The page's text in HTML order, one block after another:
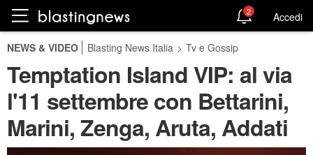
2 Accedi
NEWS & VIDEO Blasting News Italia > Tv e Gossip
Temptation Island VIP: al via
l'11 settembre con Bettarini,
Marini, Zenga, Aruta, Addati